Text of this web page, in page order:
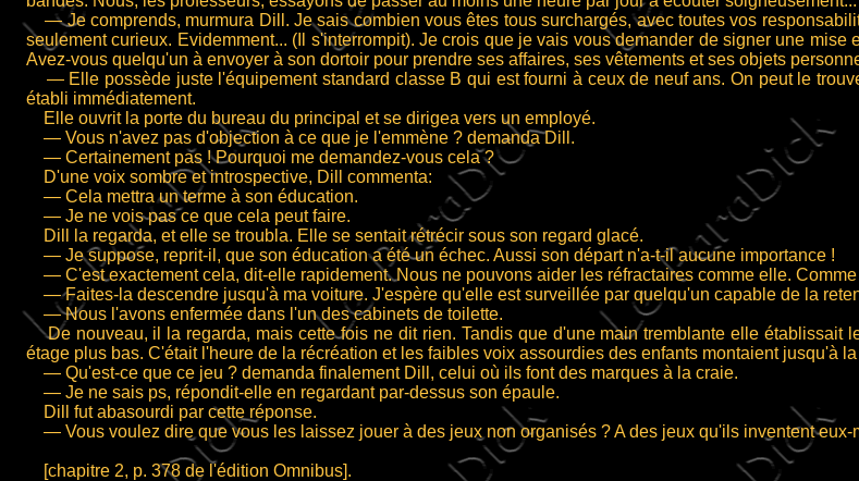
— Je comprends, murmura Dill. Je sais combien vous êtes tous surchargés, avec toutes vos
seulement curieux. Evidemment... (Il s'interrompit). Je crois que je vais vous demander de signer une
Avez-vous quelqu'un à envoyer à son dortoir pour prendre ses affaires, ses vêtements et ses objets
— Elle possède juste l'équipement standard classe B qui est fourni à ceux de neuf ans. On peut le
établi immédiatement.
Elle ouvrit la porte du bureau du principal et se dirigea vers un employé.
— Vous n'avez pas d'objection à ce que je l'emmène ? demanda Dill.
— Certainement pas ! Pourquoi me demandez-vous cela ?
D'une voix sombre et introspective, Dill commenta:
— Cela mettra un terme à son éducation.
— Je ne vois pas ce que cela peut faire.
Dill la regarda, et elle se troubla. Elle se sentait rétrécir sous son regard glacé.
— Je suppose, reprit-il, que son éducation a été un échec. Aussi son départ n'a-t-il aucune importance !
— C'est exactement cela, dit-elle rapidement. Nous ne pouvons aider les réfractaires comme elle.
— Faites-la descendre jusqu'à ma voiture. J'espère qu'elle est surveillée par quelqu'un capable de la
— Nous l'avons enfermée dans l'un des cabinets de toilette.
De nouveau, il la regarda, mais cette fois ne dit rien. Tandis que d'une main tremblante elle établissait
étage plus bas. C'était l'heure de la récréation et les faibles voix assourdies des enfants montaient jusqu'à
— Qu'est-ce que ce jeu ? demanda finalement Dill, celui où ils font des marques à la craie.
— Je ne sais ps, répondit-elle en regardant par-dessus son épaule.
Dill fut abasourdi par cette réponse.
— Vous voulez dire que vous les laissez jouer à des jeux non organisés ? A des jeux qu'ils inventent eux-
[chapitre 2, p. 378 de l'édition Omnibus].